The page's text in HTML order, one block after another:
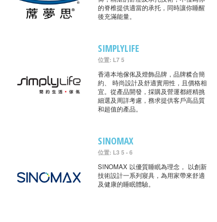
的脊椎提供適當的承托，同時讓你睡醒
後充滿能量。
SIMPLYLIFE
位置: L7 5
香港本地傢俬及燈飾品牌，品牌糅合簡
約、 時尚設計及舒適實用性，且價格相
宜。從產品開發，採購及營運都經精挑
細選及周詳考慮，務求提供客戶高品質
和超值的產品。
SINOMAX
位置: L3 5 - 6
SINOMAX 以優質睡眠為理念， 以創新
技術設計一系列寢具，為用家帶來舒適
及健康的睡眠體驗。